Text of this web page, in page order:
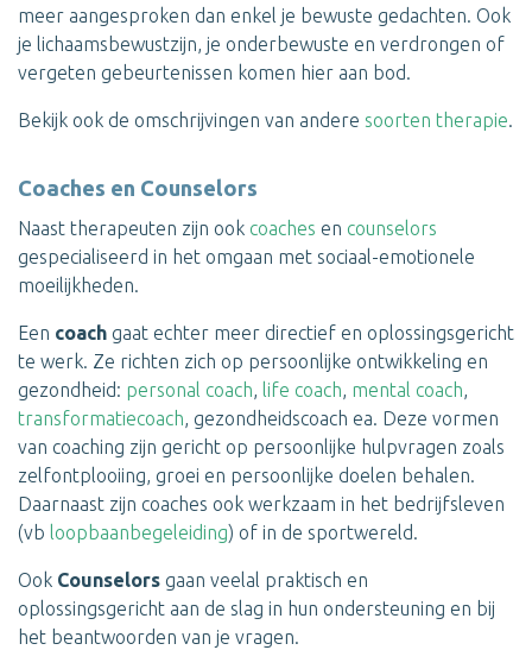
meer aangesproken dan enkel je bewuste gedachten. Ook
je lichaamsbewustzijn, je onderbewuste en verdrongen of
vergeten gebeurtenissen komen hier aan bod.
Bekijk ook de omschrijvingen van andere soorten therapie.
Coaches en Counselors
Naast therapeuten zijn ook coaches en counselors
gespecialiseerd in het omgaan met sociaal-emotionele
moeilijkheden.
Een coach gaat echter meer directief en oplossingsgericht
te werk. Ze richten zich op persoonlijke ontwikkeling en
gezondheid: personal coach, life coach, mental coach,
transformatiecoach, gezondheidscoach ea. Deze vormen
van coaching zijn gericht op persoonlijke hulpvragen zoals
zelfontplooiing, groei en persoonlijke doelen behalen.
Daarnaast zijn coaches ook werkzaam in het bedrijfsleven
(vb loopbaanbegeleiding) of in de sportwereld.
Ook Counselors gaan veelal praktisch en
oplossingsgericht aan de slag in hun ondersteuning en bij
het beantwoorden van je vragen.